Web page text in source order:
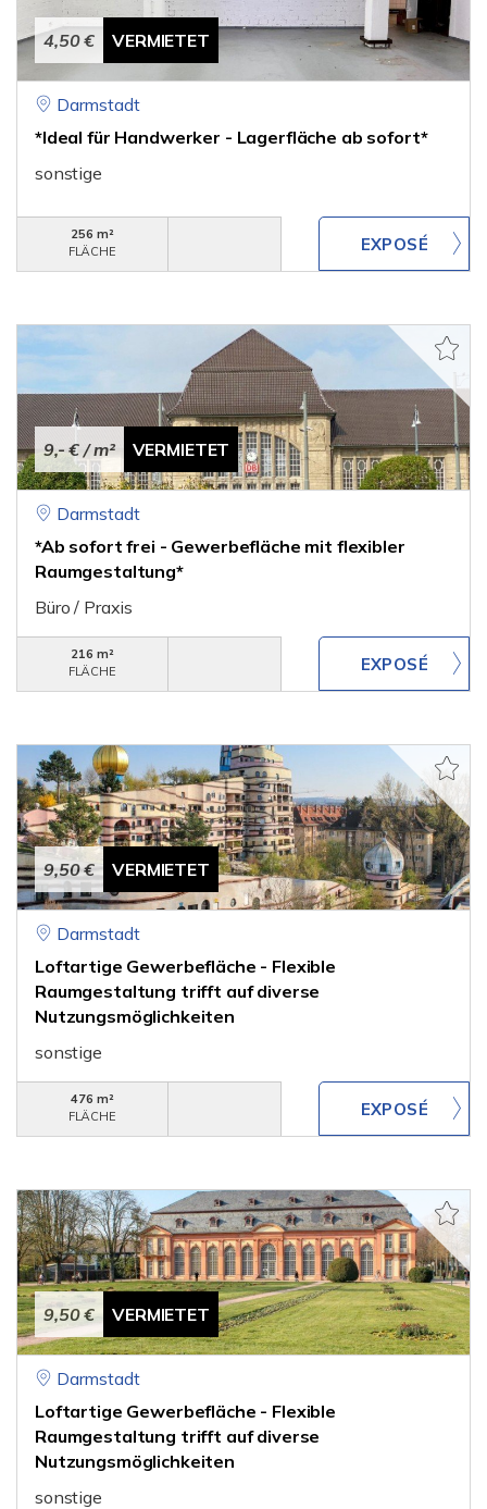
4,50 € VERMIETET
Darmstadt
*Ideal für Handwerker - Lagerfläche ab sofort*
sonstige
256 m²
FLÄCHE
9,- €/ m² VERMIETET
Darmstadt
*Ab sofort frei - Gewerbefläche mit flexibler
Raumgestaltung*
Büro / Praxis
216 m²
FLÄCHE
9,50 € VERMIETET
Darmstadt
Loftartige Gewerbefläche - Flexible
Raumgestaltung trifft auf di­verse
Nutzungsmöglichkeiten
sonstige
476 m²
FLÄCHE
9,50 € VERMIETET
Darmstadt
Loftartige Gewerbefläche - Flexible
Raumgestaltung trifft auf di­verse
Nutzungsmöglichkeiten
sonstige